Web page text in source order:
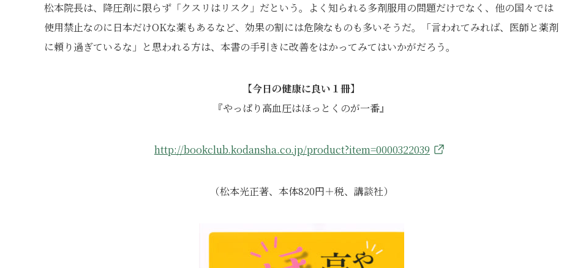
松本院長は、降圧剤に限らず「クスリはリスク」だという。よく知られる多剤服用の問題だけでなく、他の国々では
使用禁止なのに日本だけOKな薬もあるなど、効果の割には危険なものも多いそうだ。「言われてみれば、医師と薬剤
に頼り過ぎているな」と思われる方は、本書の手引きに改善をはかってみてはいかがだろう。
【今日の健康に良い１冊】
『やっぱり高血圧はほっとくのが一番』
http://bookclub.kodansha.co.jp/product?item=0000322039
（松本光正著、本体820円＋税、講談社）